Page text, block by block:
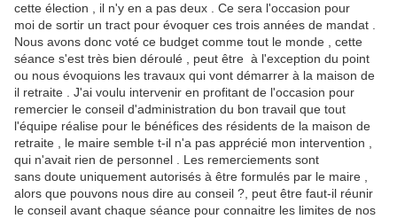
cette élection , il n'y en a pas deux . Ce sera l'occasion pour
moi de sortir un tract pour évoquer ces trois années de mandat .
Nous avons donc voté ce budget comme tout le monde , cette
séance s'est très bien déroulé , peut être à l'exception du point
ou nous évoquions les travaux qui vont démarrer à la maison de
il retraite . J'ai voulu intervenir en profitant de l'occasion pour
remercier le conseil d'administration du bon travail que tout
l'équipe réalise pour le bénéfices des résidents de la maison de
retraite , le maire semble t-il n'a pas apprécié mon intervention ,
qui n'avait rien de personnel . Les remerciements sont
sans doute uniquement autorisés à être formulés par le maire ,
alors que pouvons nous dire au conseil ?, peut être faut-il réunir
le conseil avant chaque séance pour connaitre les limites de nos